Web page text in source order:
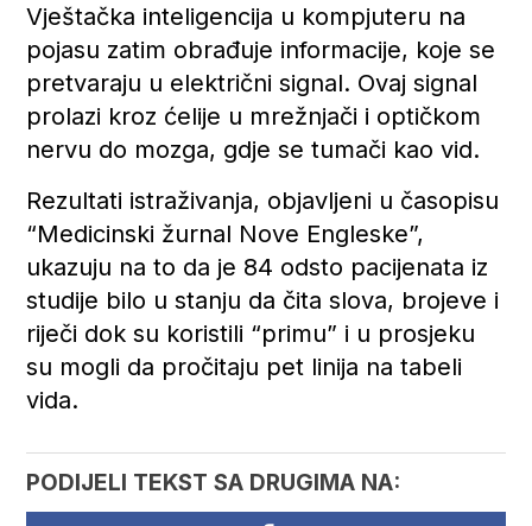
Vještačka inteligencija u kompjuteru na
pojasu zatim obrađuje informacije, koje se
pretvaraju u električni signal. Ovaj signal
prolazi kroz ćelije u mrežnjači i optičkom
nervu do mozga, gdje se tumači kao vid.
Rezultati istraživanja, objavljeni u časopisu
“Medicinski žurnal Nove Engleske”,
ukazuju na to da je 84 odsto pacijenata iz
studije bilo u stanju da čita slova, brojeve i
riječi dok su koristili “primu” i u prosjeku
su mogli da pročitaju pet linija na tabeli
vida.
PODIJELI TEKST SA DRUGIMA NA: